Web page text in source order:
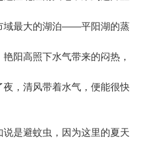
域最大的湖泊——平阳湖的蒸
阳高照下水气带来的闷热，
，清风带着水气，便能很快
是避蚊虫，因为这里的夏天